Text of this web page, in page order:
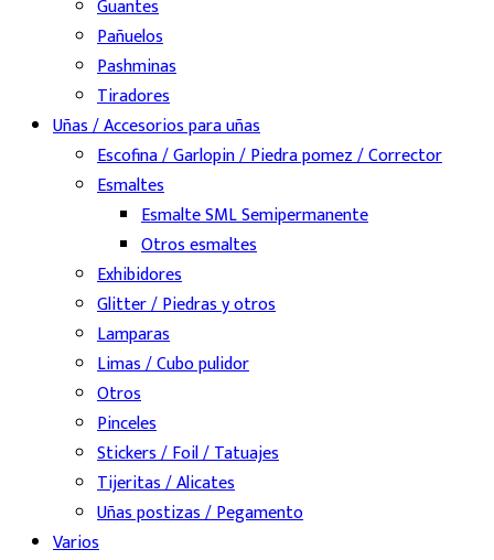
Guantes
Pañuelos
Pashminas
Tiradores
Uñas / Accesorios para uñas
Escofina / Garlopin / Piedra pomez / Corrector
Esmaltes
Esmalte SML Semipermanente
Otros esmaltes
Exhibidores
Glitter / Piedras y otros
Lamparas
Limas / Cubo pulidor
Otros
Pinceles
Stickers / Foil / Tatuajes
Tijeritas / Alicates
Uñas postizas / Pegamento
Varios